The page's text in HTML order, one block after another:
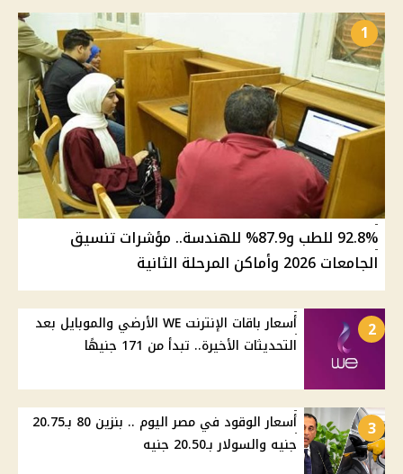
1
92.8% للطب و87.9% للهندسة.. مؤشرات تنسيق
الجامعات 2026 وأماكن المرحلة الثانية
2
أسعار باقات الإنترنت WE الأرضي والموبايل بعد
التحديثات الأخيرة.. تبدأ من 171 جنيهًا
3
أسعار الوقود في مصر اليوم .. بنزين 80 بـ20.75
جنيه والسولار بـ20.50 جنيه